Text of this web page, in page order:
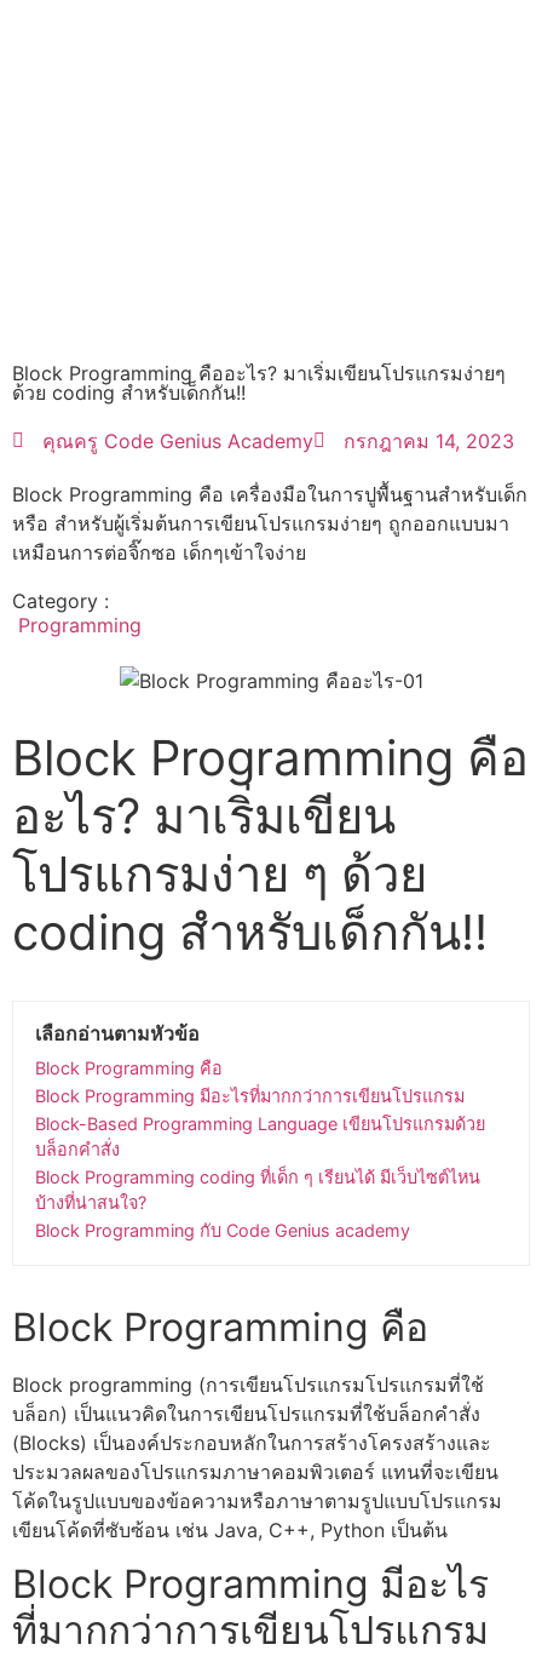
Block Programming คืออะไร? มาเริ่มเขียนโปรแกรมง่ายๆ
ด้วย coding สำหรับเด็กกัน!!
คุณครู Code Genius Academy
กรกฎาคม 14, 2023
Block Programming คือ เครื่องมือในการปูพื้นฐานสำหรับเด็ก
หรือ สำหรับผู้เริ่มต้นการเขียนโปรแกรมง่ายๆ ถูกออกแบบมา
เหมือนการต่อจิ๊กซอ เด็กๆเข้าใจง่าย
Category :
Programming
Block Programming คือ
อะไร? มาเริ่มเขียน
โปรแกรมง่าย ๆ ด้วย
coding สำหรับเด็กกัน!!
เลือกอ่านตามหัวข้อ
Block Programming คือ
Block Programming มีอะไรที่มากกว่าการเขียนโปรแกรม
Block-Based Programming Language เขียนโปรแกรมด้วย
บล็อกคำสั่ง
Block Programming coding ที่เด็ก ๆ เรียนได้ มีเว็บไซต์ไหน
บ้างที่น่าสนใจ?
Block Programming กับ Code Genius academy
Block Programming คือ
Block programming (การเขียนโปรแกรมโปรแกรมที่ใช้
บล็อก) เป็นแนวคิดในการเขียนโปรแกรมที่ใช้บล็อกคำสั่ง
(Blocks) เป็นองค์ประกอบหลักในการสร้างโครงสร้างและ
ประมวลผลของโปรแกรมภาษาคอมพิวเตอร์ แทนที่จะเขียน
โค้ดในรูปแบบของข้อความหรือภาษาตามรูปแบบโปรแกรม
เขียนโค้ดที่ซับซ้อน เช่น Java, C++, Python เป็นต้น
Block Programming มีอะไร
ที่มากกว่าการเขียนโปรแกรม